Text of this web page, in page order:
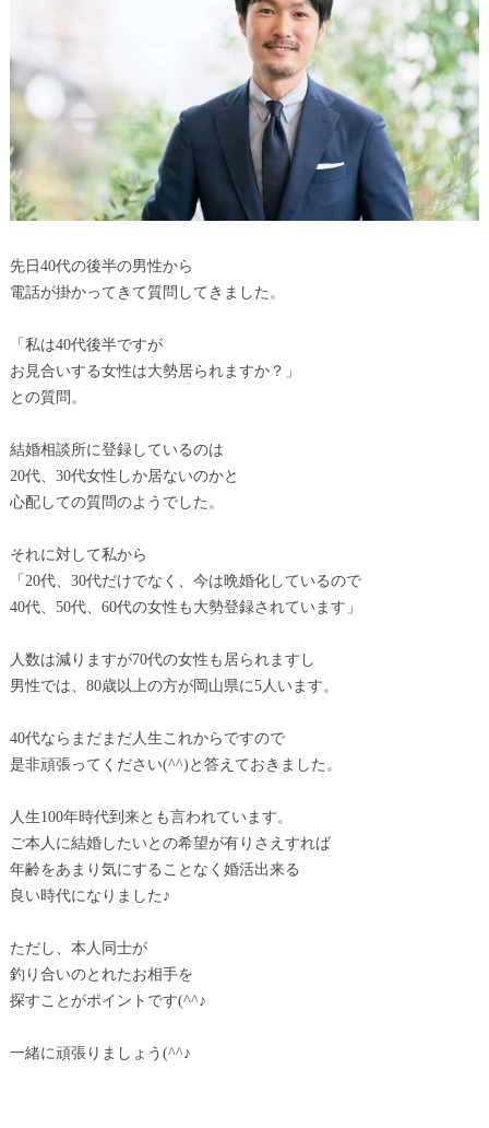
先日40代の後半の男性から
電話が掛かってきて質問してきました。
「私は40代後半ですが
お見合いする女性は大勢居られますか？」
との質問。
結婚相談所に登録しているのは
20代、30代女性しか居ないのかと
心配しての質問のようでした。
それに対して私から
「20代、30代だけでなく、今は晩婚化しているので
40代、50代、60代の女性も大勢登録されています」
人数は減りますが70代の女性も居られますし
男性では、80歳以上の方が岡山県に5人います。
40代ならまだまだ人生これからですので
是非頑張ってください(^^)と答えておきました。
人生100年時代到来とも言われています。
ご本人に結婚したいとの希望が有りさえすれば
年齢をあまり気にすることなく婚活出来る
良い時代になりました♪
ただし、本人同士が
釣り合いのとれたお相手を
探すことがポイントです(^^♪
一緒に頑張りましょう(^^♪